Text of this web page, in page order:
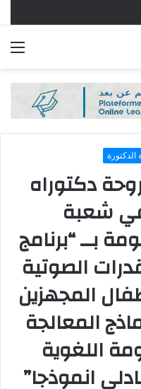
الدكتورة
دكتوراه
في شعبة
بــ “برنامج
الصوتية
المجهزين
المعالجة
اللغوية
انموذجا”